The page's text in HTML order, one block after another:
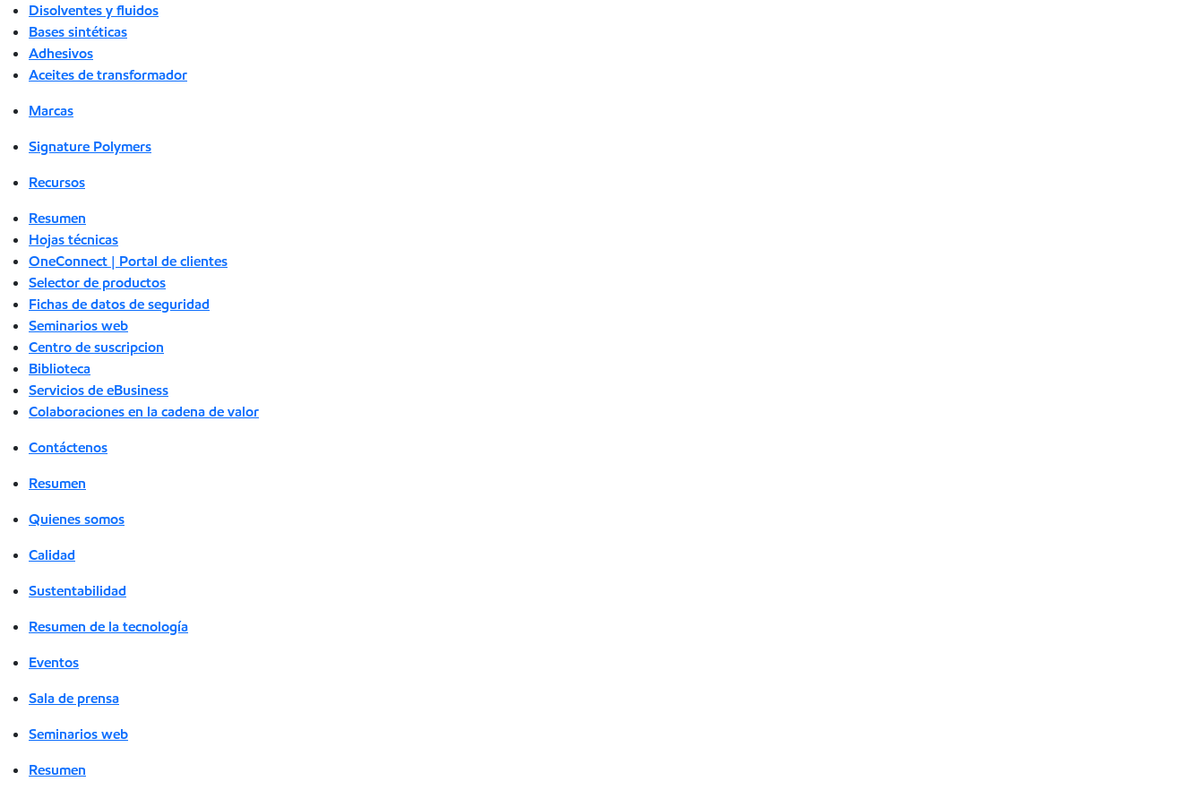
Disolventes y fluidos
Bases sintéticas
Adhesivos
Aceites de transformador
Marcas
Signature Polymers
Recursos
Resumen
Hojas técnicas
OneConnect | Portal de clientes
Selector de productos
Fichas de datos de seguridad
Seminarios web
Centro de suscripcion
Biblioteca
Servicios de eBusiness
Colaboraciones en la cadena de valor
Contáctenos
Resumen
Quienes somos
Calidad
Sustentabilidad
Resumen de la tecnología
Eventos
Sala de prensa
Seminarios web
Resumen